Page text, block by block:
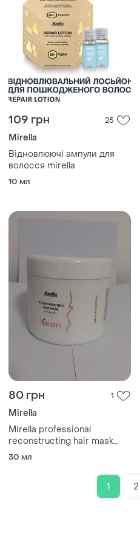
109 грн 25
Mirella
Відновлюючі ампули для
волосся mirella
10 мл
80 грн 1
Mirella
Mirella professional
reconstructing hair mask
with keratin маска с
30 мл
1 2